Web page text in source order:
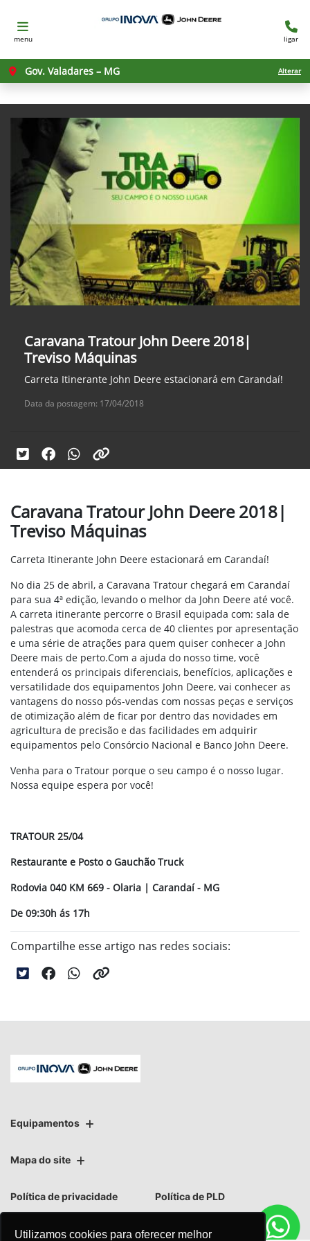
Utilizamos cookies para oferecer melhor
menu ligar
Gov. Valadares – MG Alterar
Caravana Tratour John Deere 2018|
Treviso Máquinas
Carreta Itinerante John Deere estacionará em Carandaí!
Data da postagem: 17/04/2018
Caravana Tratour John Deere 2018|
Treviso Máquinas
Carreta Itinerante John Deere estacionará em Carandaí!
No dia 25 de abril, a Caravana Tratour chegará em Carandaí
para sua 4ª edição, levando o melhor da John Deere até você.
A carreta itinerante percorre o Brasil equipada com: sala de
palestras que acomoda cerca de 40 clientes por apresentação
e uma série de atrações para quem quiser conhecer a John
Deere mais de perto.Com a ajuda do nosso time, você
entenderá os principais diferenciais, benefícios, aplicações e
versatilidade dos equipamentos John Deere, vai conhecer as
vantagens do nosso pós-vendas com nossas peças e serviços
de otimização além de ficar por dentro das novidades em
agricultura de precisão e das facilidades em adquirir
equipamentos pelo Consórcio Nacional e Banco John Deere.
Venha para o Tratour porque o seu campo é o nosso lugar.
Nossa equipe espera por você!
TRATOUR 25/04
Restaurante e Posto o Gauchão Truck
Rodovia 040 KM 669 - Olaria | Carandaí - MG
De 09:30h ás 17h
Compartilhe esse artigo nas redes sociais:
Equipamentos
Mapa do site
Política de privacidade Política de PLD